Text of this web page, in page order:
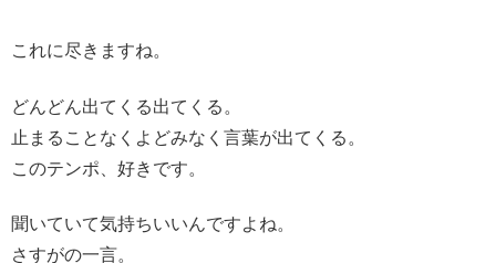
これに尽きますね。
どんどん出てくる出てくる。
止まることなくよどみなく言葉が出てくる。
このテンポ、好きです。
聞いていて気持ちいいんですよね。
さすがの一言。